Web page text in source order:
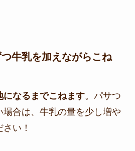
牛乳を加えながらこね
になるまでこねます。パサつ
場合は、牛乳の量を少し増や
い！